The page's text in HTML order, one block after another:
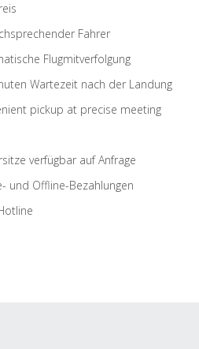
Fahrer
Flugmitverfolgung
Wartezeit nach der Landung
pickup at precise meeting
verfügbar auf Anfrage
und Offline-Bezahlungen